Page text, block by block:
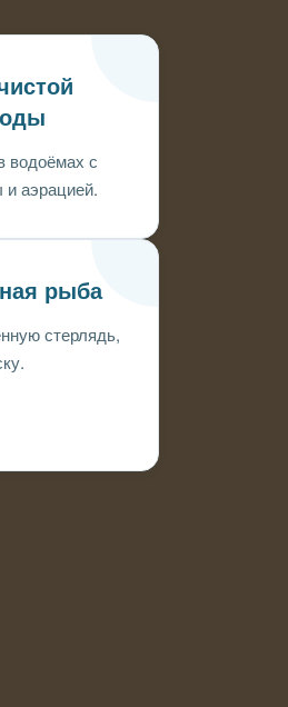
водоёмах с
аэрацией.
рыба
стерлядь,